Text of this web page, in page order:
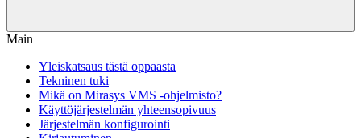
Main
Yleiskatsaus tästä oppaasta
Tekninen tuki
Mikä on Mirasys VMS -ohjelmisto?
Käyttöjärjestelmän yhteensopivuus
Järjestelmän konfigurointi